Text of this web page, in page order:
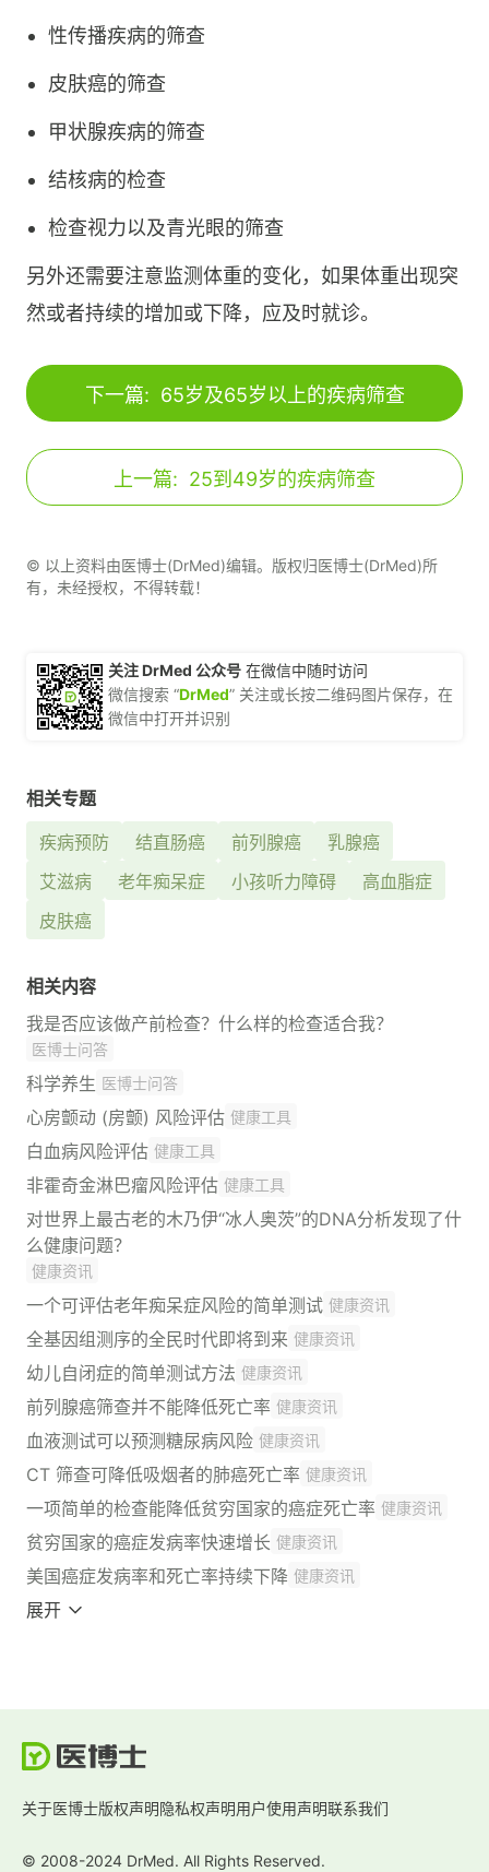
性传播疾病的筛查
皮肤癌的筛查
甲状腺疾病的筛查
结核病的检查
检查视力以及青光眼的筛查
另外还需要注意监测体重的变化，如果体重出现突
然或者持续的增加或下降，应及时就诊。
上一篇: 25到49岁的疾病筛查
下一篇: 65岁及65岁以上的疾病筛查
© 以上资料由医博士(DrMed)编辑。版权归医博士(DrMed)所
有，未经授权，不得转载！
关注 DrMed 公众号 在微信中随时访问
微信搜索 “DrMed” 关注或长按二维码图片保存，在
微信中打开并识别
相关专题
疾病预防
结直肠癌 前列腺癌
乳腺癌
艾滋病
老年痴呆症 小孩听力障碍
高血脂症
皮肤癌
相关内容
我是否应该做产前检查？什么样的检查适合我？
医博士问答
科学养生 医博士问答
心房颤动 (房颤) 风险评估 健康工具
白血病风险评估 健康工具
非霍奇金淋巴瘤风险评估 健康工具
对世界上最古老的木乃伊“冰人奥茨”的DNA分析发现了什
么健康问题？
健康资讯
一个可评估老年痴呆症风险的简单测试 健康资讯
全基因组测序的全民时代即将到来 健康资讯
幼儿自闭症的简单测试方法 健康资讯
前列腺癌筛查并不能降低死亡率 健康资讯
血液测试可以预测糖尿病风险 健康资讯
CT 筛查可降低吸烟者的肺癌死亡率 健康资讯
一项简单的检查能降低贫穷国家的癌症死亡率 健康资讯
贫穷国家的癌症发病率快速增长 健康资讯
美国癌症发病率和死亡率持续下降 健康资讯
展开
关于医博士版权声明隐私权声明用户使用声明联系我们
© 2008-2024 DrMed. All Rights Reserved.